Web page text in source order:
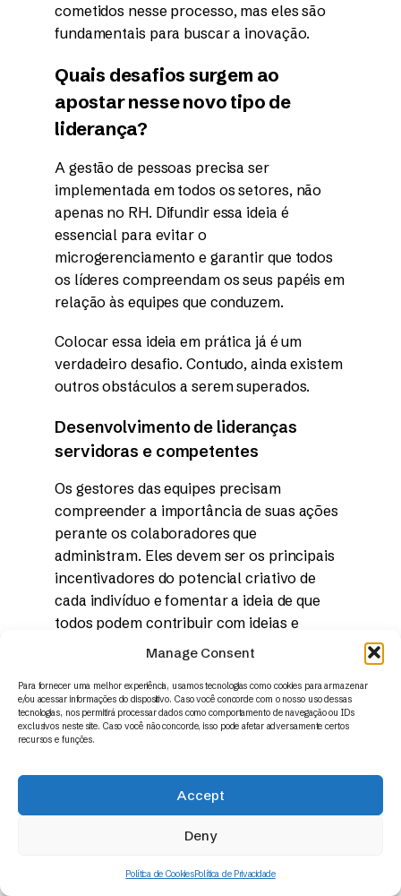
Manage Consent
Para fornecer uma melhor experiência, usamos tecnologias como cookies para armazenar
e/ou acessar informações do dispositivo. Caso você concorde com o nosso uso dessas
tecnologias, nos permitirá processar dados como comportamento de navegação ou IDs
exclusivos neste site. Caso você não concorde, isso pode afetar adversamente certos
recursos e funções.
Accept
Deny
Política de CookiesPolítica de Privacidade
cometidos nesse processo, mas eles são
fundamentais para buscar a inovação.
Quais desafios surgem ao
apostar nesse novo tipo de
liderança?
A gestão de pessoas precisa ser
implementada em todos os setores, não
apenas no RH. Difundir essa ideia é
essencial para evitar o
microgerenciamento e garantir que todos
os líderes compreendam os seus papéis em
relação às equipes que conduzem.
Colocar essa ideia em prática já é um
verdadeiro desafio. Contudo, ainda existem
outros obstáculos a serem superados.
Desenvolvimento de lideranças
servidoras e competentes
Os gestores das equipes precisam
compreender a importância de suas ações
perante os colaboradores que
administram. Eles devem ser os principais
incentivadores do potencial criativo de
cada indivíduo e fomentar a ideia de que
todos podem contribuir com ideias e
Por isso, o perfil servidor é o ideal. A ideia
é assinalar que o gestor está aberto às
ideias, ao aprendizado e ao
estabelece uma relação de confiança que
permitirá aos profissionais se
autogerenciarem.
organizacional